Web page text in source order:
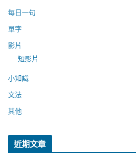
每日一句
單字
影片
短影片
小知識
文法
其他
近期文章